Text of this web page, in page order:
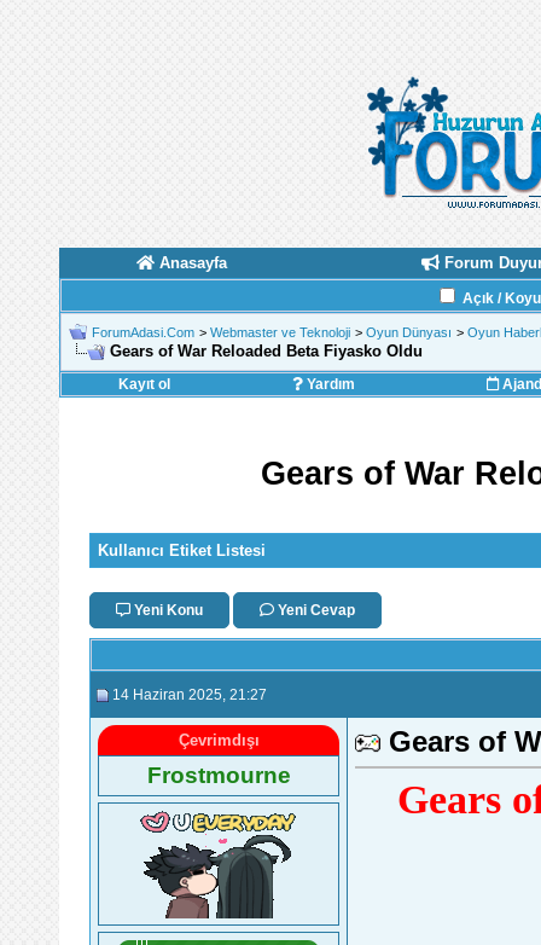
Anasayfa Forum
Açık /
ForumAdasi.Com > Webmaster ve Teknoloji > Oyun Dünyası > Oyun
Gears of War Reloaded Beta Fiyasko Oldu
Kayıt ol Yardım
Gears of War
Kullanıcı Etiket Listesi
Yeni Konu Yeni Cevap
14 Haziran 2025 , 21:27
Çevrimdışı
Frostmourne
Gears of
Gears